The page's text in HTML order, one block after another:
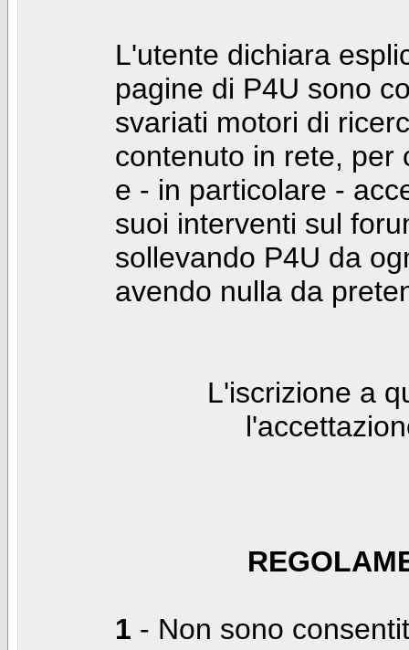
L'utente dichiara
pagine di P4U sono
svariati motori di
contenuto in rete, per
e - in particolare -
suoi interventi sul
sollevando P4U da
avendo nulla da
L'iscrizione a
1 - Non sono